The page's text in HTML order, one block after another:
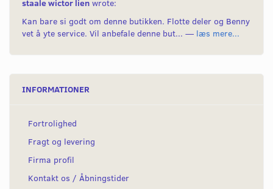
staale wictor lien wrote:
Kan bare si godt om denne butikken. Flotte deler og Benny
vet å yte service. Vil anbefale denne but... — læs mere...
INFORMATIONER
Fortrolighed
Fragt og levering
Firma profil
Kontakt os / Åbningstider